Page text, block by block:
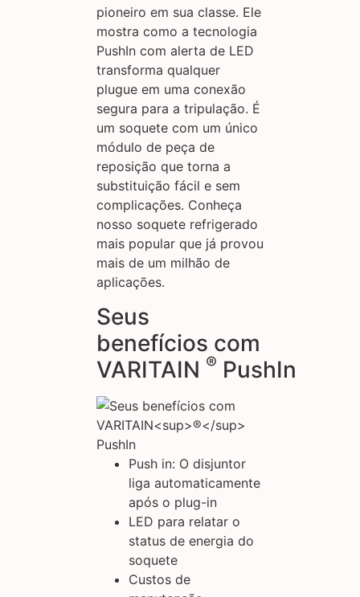
pioneiro em sua classe. Ele
mostra como a tecnologia
PushIn com alerta de LED
transforma qualquer
plugue em uma conexão
segura para a tripulação. É
um soquete com um único
módulo de peça de
reposição que torna a
substituição fácil e sem
complicações. Conheça
nosso soquete refrigerado
mais popular que já provou
mais de um milhão de
aplicações.
Seus
benefícios com
VARITAIN ® PushIn
Push in: O disjuntor
liga automaticamente
após o plug-in
LED para relatar o
status de energia do
soquete
Custos de